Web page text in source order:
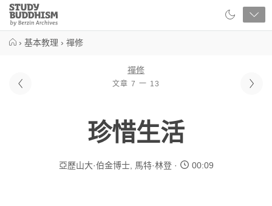
Close
Study
Buddhism
› 基本教理 › 禪修
禪修
文章 7 一 13
珍惜生活
亞歷山大·伯金博士, 馬特·林登 00:09